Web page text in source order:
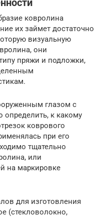
ковролина
их займет достаточно
визуальную
они
пряжи и подложки,
глазом с
к какому
коврового
при его
тщательно
или
на маркировке
для изготовления
(стекловолокно,